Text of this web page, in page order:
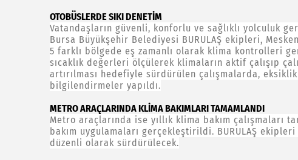
OTOBÜSLERDE SIKI DENETİM
Vatandaşların güvenli, konforlu ve sağlıklı yolculuk
Bursa Büyükşehir Belediyesi BURULAŞ ekipleri,
5 farklı bölgede eş zamanlı olarak klima kontrolleri
sıcaklık değerleri ölçülerek klimaların aktif çalışıp
artırılması hedefiyle sürdürülen çalışmalarda,
bilgilendirmeler yapıldı.
METRO ARAÇLARINDA KLİMA BAKIMLARI TAMAMLANDI
Metro araçlarında ise yıllık klima bakım
bakım uygulamaları gerçekleştirildi. BURULAŞ
düzenli olarak sürdürülecek.